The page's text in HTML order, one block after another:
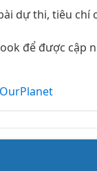
dự thi, tiêu chí
để được cập